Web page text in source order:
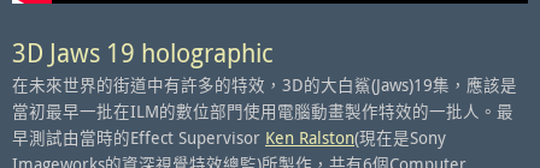
3D Jaws 19 holographic
在未來世界的街道中有許多的特效，3D的大白鯊(Jaws)19集，應該是
當初最早一批在ILM的數位部門使用電腦動畫製作特效的一批人。最
早測試由當時的Effect Supervisor Ken Ralston(現在是Sony